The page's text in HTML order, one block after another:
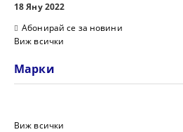
18 Яну 2022
Абонирай се за новини
Виж всички
Марки
Виж всички